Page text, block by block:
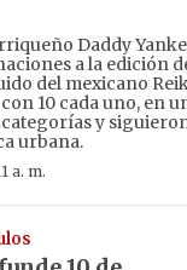
Daddy
a la edición
del mexicano
10 cada uno, en
y
urbana.
a. m.